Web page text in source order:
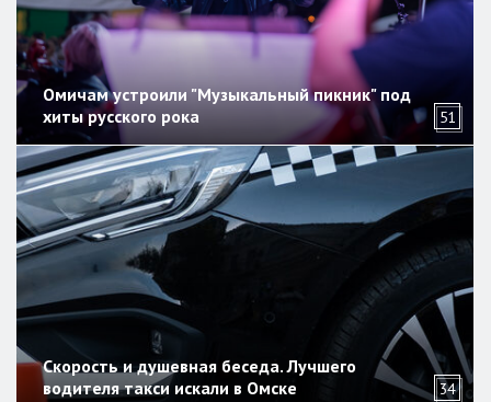
Омичам устроили "Музыкальный пикник" под
хиты русского рока
51
Скорость и душевная беседа. Лучшего
водителя такси искали в Омске
34